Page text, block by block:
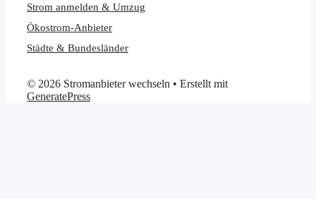
Strom anmelden & Umzug
Ökostrom-Anbieter
Städte & Bundesländer
© 2026 Stromanbieter wechseln • Erstellt mit
GeneratePress